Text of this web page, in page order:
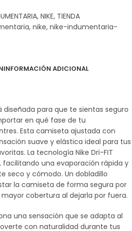
, NIKE, TIENDA
, nike, nike-indumentaria-
INFORMACIÓN ADICIONAL
diseñada para que te sientas seguro
en qué fase de tu
Esta camiseta ajustada con
suave y elástica ideal para tus
La tecnología Nike Dri-FIT
facilitando una evaporación rápida y
seco y cómodo. Un dobladillo
la camiseta de forma segura por
cobertura al dejarla por fuera.
una sensación que se adapta al
con naturalidad durante tus